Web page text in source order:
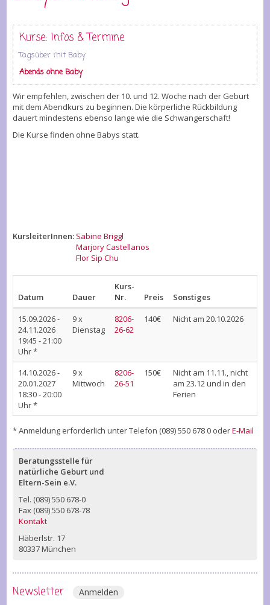
Kurse: Infos & Termine
Tagsüber mit Baby
Abends ohne Baby
Wir empfehlen, zwischen der 10. und 12. Woche nach der Geburt
mit dem Abendkurs zu beginnen. Die körperliche Rückbildung
dauert mindestens ebenso lange wie die Schwangerschaft!
Die Kurse finden ohne Babys statt.
KursleiterInnen: Sabine Briggl
Marjory Castellanos
Flor Sip Chu
Datum Dauer
Kurs-
Nr.
Preis
Sonstiges
15.09.2026-
24.11.2026
19:45 - 21:00
Uhr *
9 x
Dienstag
8206-
26-62
140€ Nicht am 20.10.2026
14.10.2026-
20.01.2027
18:30 - 20:00
Uhr *
9 x
Mittwoch
8206-
26-51
150€
Nicht am 11.11., nicht
am 23.12 und in den
Ferien
* Anmeldung erforderlich unter Telefon (089) 550 678 0 oderE-Mail
Beratungsstelle für
natürliche Geburt und
Eltern-Sein e.V.
Tel. (089) 550 678-0
Fax (089) 550 678-78
Kontakt
Häberlstr. 17
80337 München
Newsletter Anmelden